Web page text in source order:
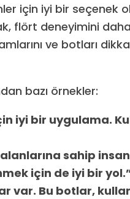
için iyi bir seçenek
flört deneyimini
ve botları
bazı örnekler:
iyi bir uygulama.
sahip
için de iyi bir
var. Bu botlar,